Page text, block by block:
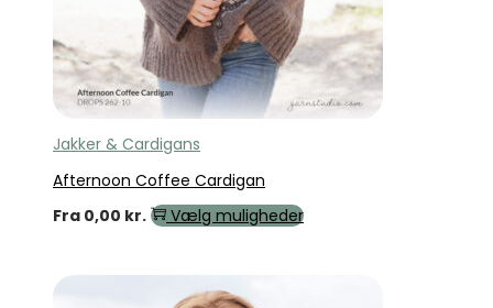
Jakker & Cardigans
Afternoon Coffee Cardigan
Fra 0,00 kr. Vælg muligheder